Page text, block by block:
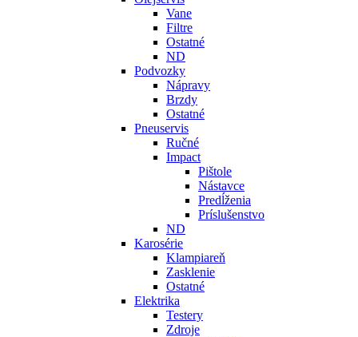
Vane
Filtre
Ostatné
ND
Podvozky
Nápravy
Brzdy
Ostatné
Pneuservis
Ručné
Impact
Pištole
Nástavce
Predĺženia
Príslušenstvo
ND
Karosérie
Klampiareň
Zasklenie
Ostatné
Elektrika
Testery
Zdroje